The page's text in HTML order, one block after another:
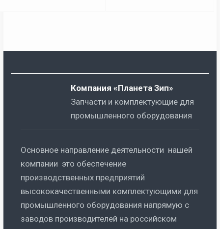
Компания «Планета Зип»
Запчасти и комплектующие для
промышленного оборудования
Основное направление деятельности нашей
компании это обеспечение
производственных предприятий
высококачественными комплектующими для
промышленного оборудования напрямую с
заводов производителей на российском